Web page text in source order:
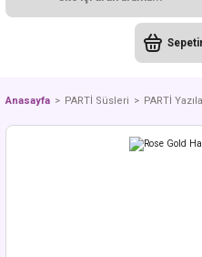
Anasayfa PARTİ Süsleri PARTİ